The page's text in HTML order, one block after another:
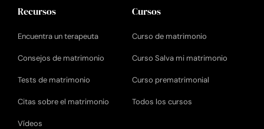
Recursos
Encuentra un terapeuta
Consejos de matrimonio
Tests de matrimonio
Citas sobre el matrimonio
Vídeos
Cursos
Curso de matrimonio
Curso Salva mi matrimonio
Curso prematrimonial
Todos los cursos